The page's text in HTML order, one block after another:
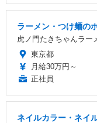
ラーメン・つけ麺の
虎ノ門たきちゃんラー
東京都
月給30万円～
正社員
ネイルカラー・ネイ